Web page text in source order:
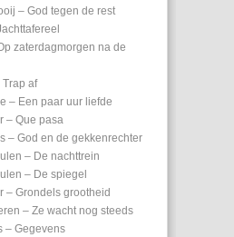
– God tegen de rest
zaterdagmorgen na de
Trap af
– Een paar uur liefde
– Que pasa
– God en de gekkenrechter
– De nachttrein
– De spiegel
– Grondels grootheid
– Ze wacht nog steeds
– Gegevens